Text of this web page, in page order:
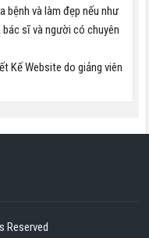
và làm đẹp nếu như
sĩ và người có chuyên
Kế Website do giảng viên
Reserved